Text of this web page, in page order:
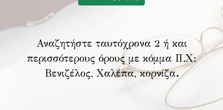
Αναζητήστε ταυτόχρονα 2 ή και
περισσότερους όρους με κόμμα Π.Χ:
Βενιζέλος, Χαλέπα, κορνίζα.